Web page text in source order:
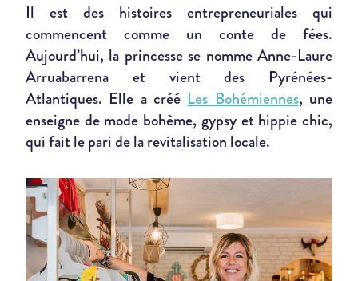
Il est des histoires entrepreneuriales qui
commencent comme un conte de fées.
Aujourd’hui, la princesse se nomme Anne-Laure
Arruabarrena et vient des Pyrénées-
Atlantiques. Elle a crééLes Bohémiennes, une
enseigne de mode bohème, gypsy et hippie chic,
qui fait le pari de la revitalisation locale.